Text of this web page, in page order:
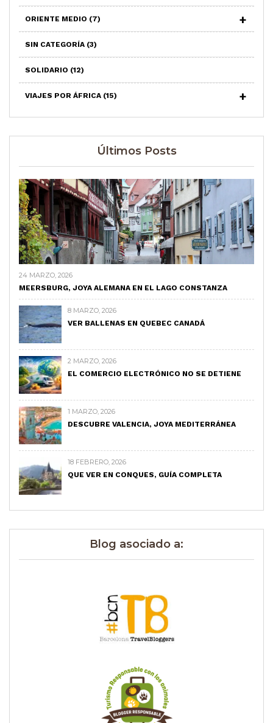
ORIENTE MEDIO (7)
SIN CATEGORÍA (3)
SOLIDARIO (12)
VIAJES POR ÁFRICA (15)
Últimos Posts
24 MARZO, 2026
MEERSBURG, JOYA ALEMANA EN EL LAGO CONSTANZA
8 MARZO, 2026
VER BALLENAS EN QUEBEC CANADÁ
2 MARZO, 2026
EL COMERCIO ELECTRÓNICO NO SE DETIENE
1 MARZO, 2026
DESCUBRE VALENCIA, JOYA MEDITERRÁNEA
18 FEBRERO, 2026
QUE VER EN CONQUES, GUÍA COMPLETA
Blog asociado a: